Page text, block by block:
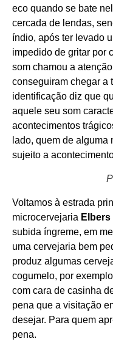
eco quando se bate
cercada de lendas,
índio, após ter levado
impedido de gritar por
som chamou a
conseguiram chegar a
identificação diz que
aquele seu som
acontecimentos
lado, quem de alguma
sujeito a
Voltamos à estrada
microcervejaria
subida íngreme, em
uma cervejaria bem
produz algumas
cogumelo, por
com cara de casinha
pena que a visitação
desejar. Para quem
pena.